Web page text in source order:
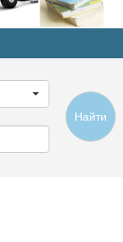
Найти